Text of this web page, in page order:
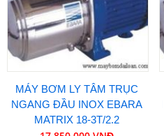
MÁY BƠM LY TÂM TRỤC
NGANG ĐẦU INOX EBARA
MATRIX 18-3T/2.2